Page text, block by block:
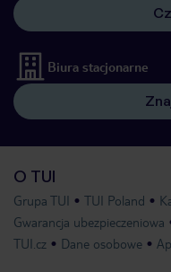
Biura stacjonarne
O TUI
Grupa TUI TUI Poland
Gwarancja ubezpieczeniowa
TUI.cz
Dane osobowe